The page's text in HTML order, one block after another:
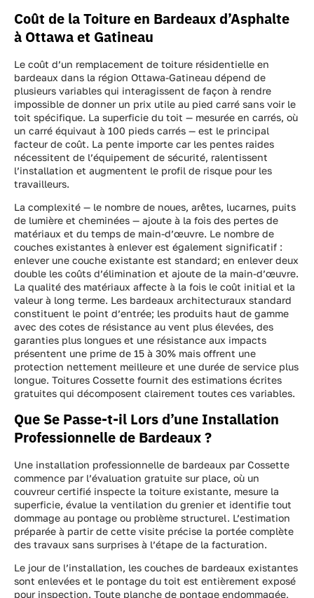
Coût de la Toiture en Bardeaux d’Asphalte
à Ottawa et Gatineau
Le coût d’un remplacement de toiture résidentielle en
bardeaux dans la région Ottawa-Gatineau dépend de
plusieurs variables qui interagissent de façon à rendre
impossible de donner un prix utile au pied carré sans voir le
toit spécifique. La superficie du toit — mesurée en carrés, où
un carré équivaut à 100 pieds carrés — est le principal
facteur de coût. La pente importe car les pentes raides
nécessitent de l’équipement de sécurité, ralentissent
l’installation et augmentent le profil de risque pour les
travailleurs.
La complexité — le nombre de noues, arêtes, lucarnes, puits
de lumière et cheminées — ajoute à la fois des pertes de
matériaux et du temps de main-d’œuvre. Le nombre de
couches existantes à enlever est également significatif :
enlever une couche existante est standard; en enlever deux
double les coûts d’élimination et ajoute de la main-d’œuvre.
La qualité des matériaux affecte à la fois le coût initial et la
valeur à long terme. Les bardeaux architecturaux standard
constituent le point d’entrée; les produits haut de gamme
avec des cotes de résistance au vent plus élevées, des
garanties plus longues et une résistance aux impacts
présentent une prime de 15 à 30% mais offrent une
protection nettement meilleure et une durée de service plus
longue. Toitures Cossette fournit des estimations écrites
gratuites qui décomposent clairement toutes ces variables.
Que Se Passe-t-il Lors d’une Installation
Professionnelle de Bardeaux ?
Une installation professionnelle de bardeaux par Cossette
commence par l’évaluation gratuite sur place, où un
couvreur certifié inspecte la toiture existante, mesure la
superficie, évalue la ventilation du grenier et identifie tout
dommage au pontage ou problème structurel. L’estimation
préparée à partir de cette visite précise la portée complète
des travaux sans surprises à l’étape de la facturation.
Le jour de l’installation, les couches de bardeaux existantes
sont enlevées et le pontage du toit est entièrement exposé
pour inspection. Toute planche de pontage endommagée,